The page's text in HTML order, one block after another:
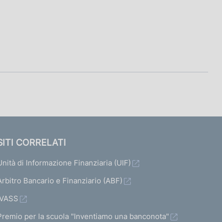
CORRELATI
di Informazione Finanziaria (UIF)
Bancario e Finanziario (ABF)
per la scuola "Inventiamo una banconota"